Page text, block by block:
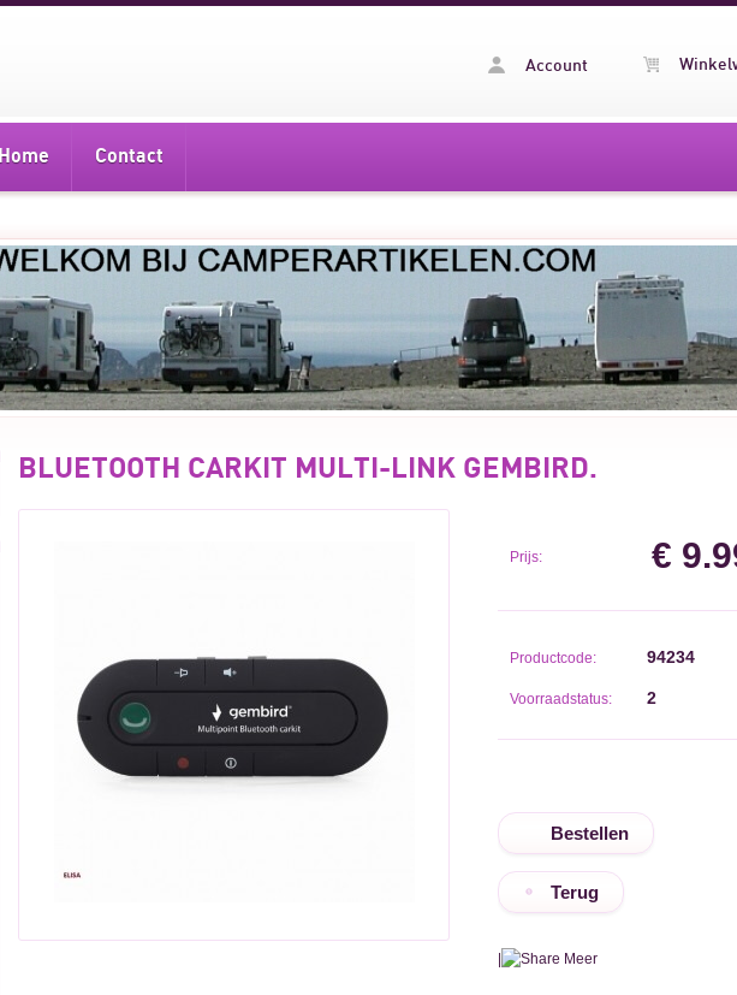
Account
Home Contact
BLUETOOTH CARKIT MULTI-LINK GEMBIRD.
Prijs: €
Productcode: 94234
Voorraadstatus: 2
Terug
Meer